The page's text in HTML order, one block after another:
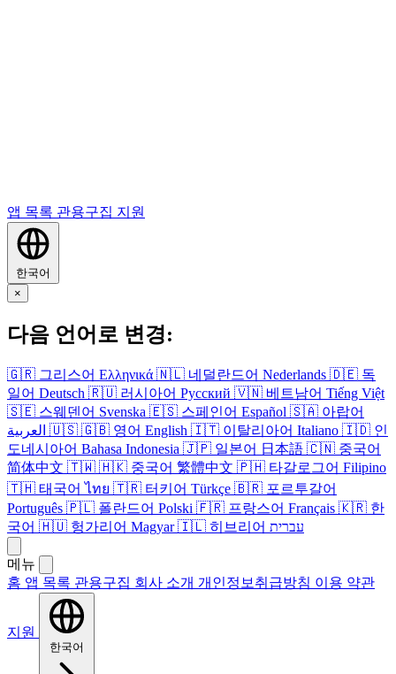
앱 목록 관용구집 지원
한국어
×
다음 언어로 변경:
🇬🇷 그리스어 Ελληνικά 🇳🇱 네덜란드어 Nederlands 🇩🇪 독
일어 Deutsch 🇷🇺 러시아어 Русский 🇻🇳 베트남어 Tiếng Việt
🇸🇪 스웨덴어 Svenska 🇪🇸 스페인어 Español 🇸🇦 아랍어
العربية 🇺🇸 🇬🇧 영어 English 🇮🇹 이탈리아어 Italiano 🇮🇩 인
도네시아어 Bahasa Indonesia 🇯🇵 일본어 日本語 🇨🇳 중국어
简体中文 🇹🇼 🇭🇰 중국어 繁體中文 🇵🇭 타갈로그어 Filipino
🇹🇭 태국어 ไทย 🇹🇷 터키어 Türkçe 🇧🇷 포르투갈어
Português 🇵🇱 폴란드어 Polski 🇫🇷 프랑스어 Français 🇰🇷 한
국어 🇭🇺 헝가리어 Magyar 🇮🇱 히브리어 עברית
메뉴
홈 앱 목록 관용구집 회사 소개 개인정보취급방침 이용 약관
지원
한국어